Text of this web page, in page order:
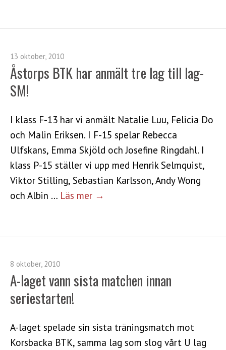
13 oktober, 2010
Åstorps BTK har anmält tre lag till lag-
SM!
I klass F-13 har vi anmält Natalie Luu, Felicia Do
och Malin Eriksen. I F-15 spelar Rebecca
Ulfskans, Emma Skjöld och Josefine Ringdahl. I
klass P-15 ställer vi upp med Henrik Selmquist,
Viktor Stilling, Sebastian Karlsson, Andy Wong
och Albin … Läs mer →
8 oktober, 2010
A-laget vann sista matchen innan
seriestarten!
A-laget spelade sin sista träningsmatch mot
Korsbacka BTK, samma lag som slog vårt U lag